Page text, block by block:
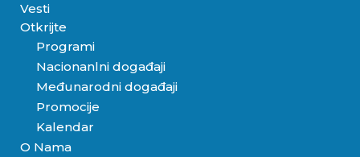
Vesti
Otkrijte
Programi
Nacionanlni događaji
Međunarodni događaji
Promocije
Kalendar
O Nama